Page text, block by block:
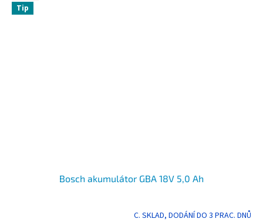
Tip
Bosch akumulátor GBA 18V 5,0 Ah
C. SKLAD, DODÁNÍ DO 3 PRAC. DNŮ